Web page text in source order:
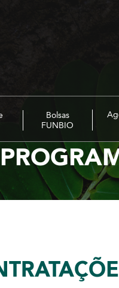
Bolsas
FUNBIO